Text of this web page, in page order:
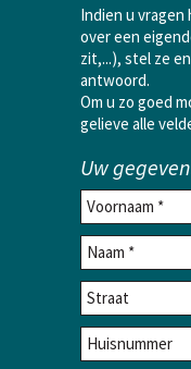
Indien u
over een
zit,...), stel ze
antwoord.
Om u zo goed
gelieve alle
Uw